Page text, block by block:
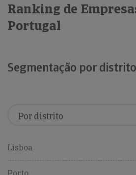
Ranking de
Portugal
Segmentação por distrito
Lisboa